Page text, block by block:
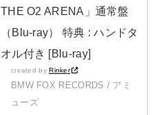
THE O2 ARENA」通常盤
（Blu-ray） 特典 : ハンドタ
オル付き [Blu-ray]
created byRinker
BMW FOX RECORDS / アミ
ューズ